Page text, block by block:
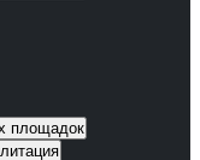
площадок